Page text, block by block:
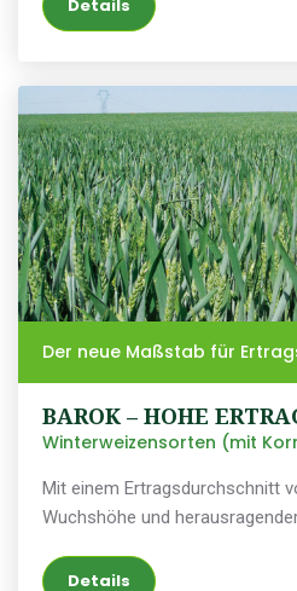
Details
Der neue Maßstab für
BAROK – HOHE
Winterweizensorten (mit
Mit einem Ertragsdurchschnitt
Wuchshöhe und
Details